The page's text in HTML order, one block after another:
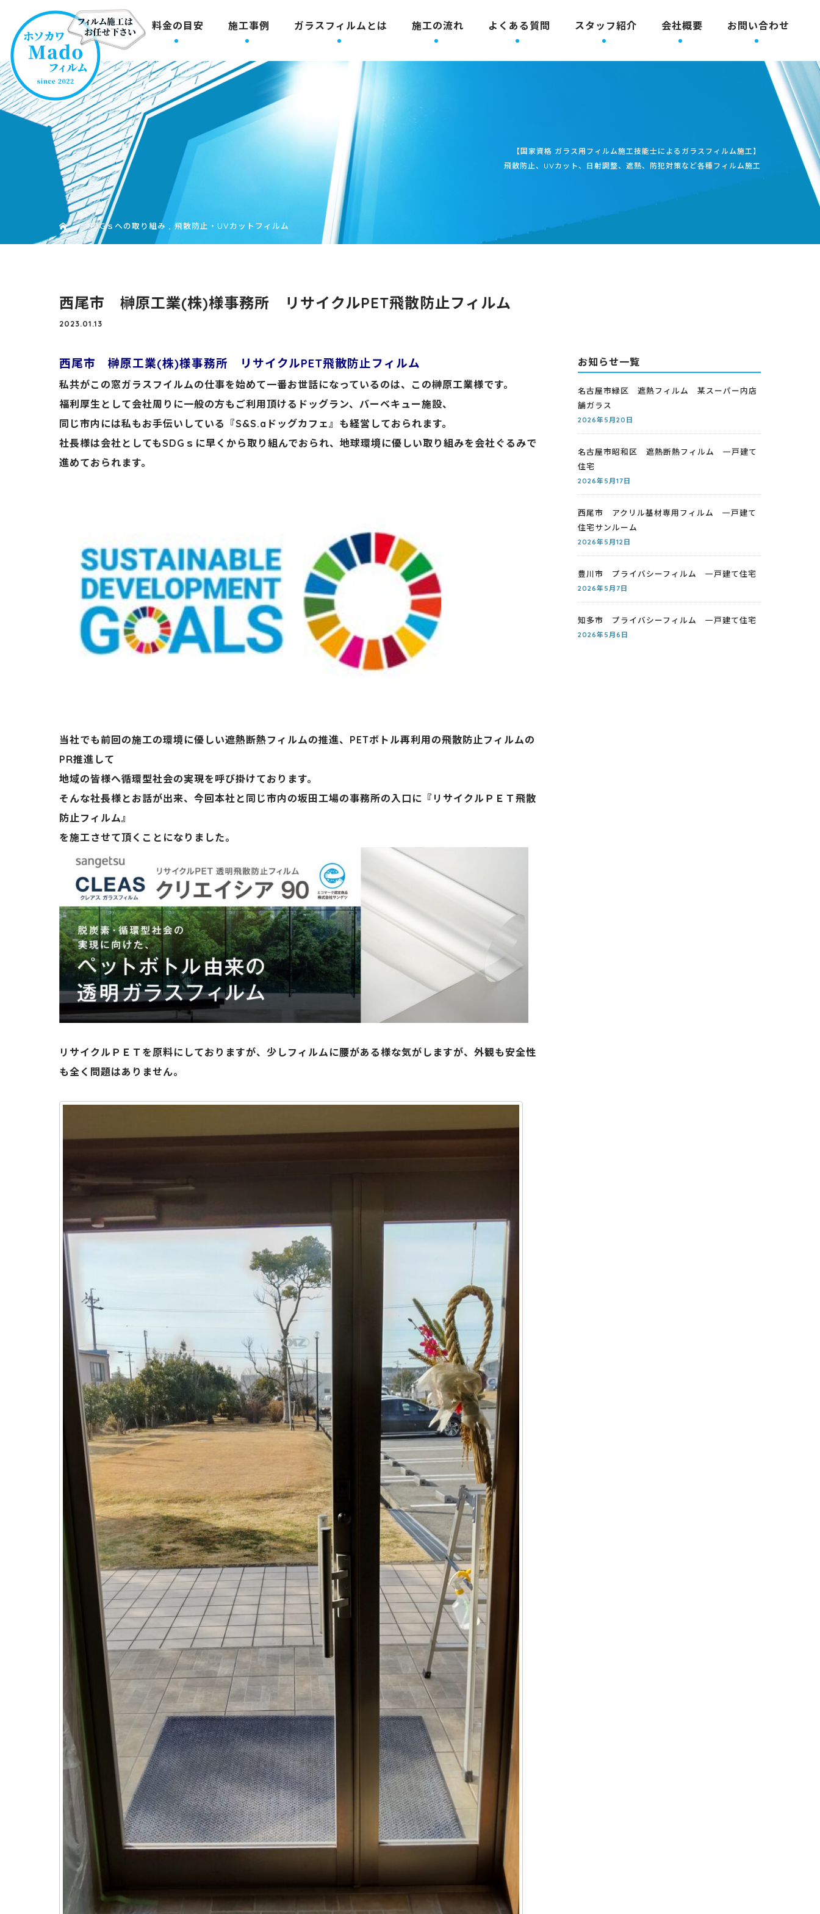
料金の目安 施工事例 ガラスフィルムとは 施工の流れ よくある質問 スタッフ紹介 会社概要 お問い合わせ
【国家資格 ガラス用フィルム施工技能士によるガラスフィルム施工】
飛散防止、UVカット、日射調整、遮熱、防犯対策など各種フィルム施工
SDGｓへの取り組み 飛散防止・UVカットフィルム
西尾市 榊原工業(株)様事務所 リサイクルPET飛散防止フィルム
2023.01.13
西尾市 榊原工業(株)様事務所 リサイクルPET飛散防止フィルム
私共がこの窓ガラスフイルムの仕事を始めて一番お世話になっているのは、この榊原工業様です。
福利厚生として会社周りに一般の方もご利用頂けるドッグラン、バーベキュー施設、
同じ市内には私もお手伝いしている『S&S.aドッグカフェ』も経営しておられます。
社長様は会社としてもSDGｓに早くから取り組んでおられ、地球環境に優しい取り組みを会社ぐるみで
進めておられます。
当社でも前回の施工の環境に優しい遮熱断熱フィルムの推進、PETボトル再利用の飛散防止フィルムの
PR推進して
地域の皆様へ循環型社会の実現を呼び掛けております。
そんな社長様とお話が出来、今回本社と同じ市内の坂田工場の事務所の入口に『リサイクルＰＥＴ飛散
防止フィルム』
を施工させて頂くことになりました。
リサイクルＰＥＴを原料にしておりますが、少しフィルムに腰がある様な気がしますが、外観も安全性
も全く問題はありません。
お知らせ一覧
名古屋市緑区 遮熱フィルム 某スーパー内店
舗ガラス
2026年5月20日
名古屋市昭和区 遮熱断熱フィルム 一戸建て
住宅
2026年5月17日
西尾市 アクリル基材専用フィルム 一戸建て
住宅サンルーム
2026年5月12日
豊川市 プライバシーフィルム 一戸建て住宅
2026年5月7日
知多市 プライバシーフィルム 一戸建て住宅
2026年5月6日